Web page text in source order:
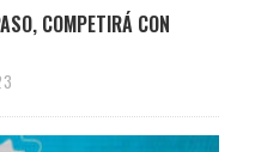
COMPETIRÁ CON